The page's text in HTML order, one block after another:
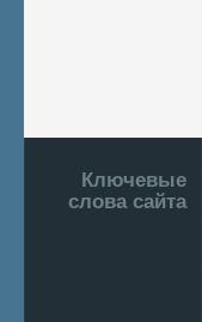
Подвал
Ключевые
слова сайта